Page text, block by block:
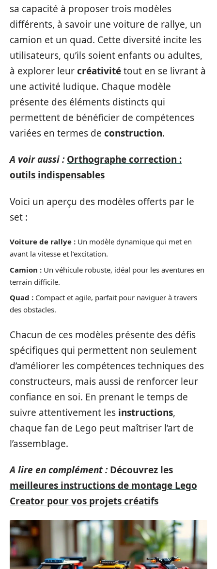
sa capacité à proposer trois modèles
différents, à savoir une voiture de rallye, un
camion et un quad. Cette diversité incite les
utilisateurs, qu’ils soient enfants ou adultes,
à explorer leurcréativitétout en se livrant à
une activité ludique. Chaque modèle
présente des éléments distincts qui
permettent de bénéficier de compétences
variées en termes de construction.
A voir aussi : Orthographe correction :
outils indispensables
Voici un aperçu des modèles offerts par le
set :
Voiture de rallye : Un modèle dynamique qui met en
avant la vitesse et l’excitation.
Camion : Un véhicule robuste, idéal pour les aventures en
terrain difficile.
Quad : Compact et agile, parfait pour naviguer à travers
des obstacles.
Chacun de ces modèles présente des défis
spécifiques qui permettent non seulement
d’améliorer les compétences techniques des
constructeurs, mais aussi de renforcer leur
confiance en soi. En prenant le temps de
suivre attentivement les instructions,
chaque fan de Lego peut maîtriser l’art de
l’assemblage.
A lire en complément : Découvrez les
meilleures instructions de montage Lego
Creator pour vos projets créatifs